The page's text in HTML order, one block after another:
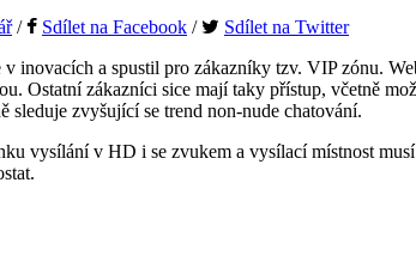
/ Sdílet na Facebook /
Sdílet na Twitter
v inovacích a spustil pro zákazníky tzv. VIP zónu.
Ostatní zákazníci sice mají taky přístup, včetně
zvyšující se trend non-nude chatování.
vysílání v HD i se zvukem a vysílací místnost